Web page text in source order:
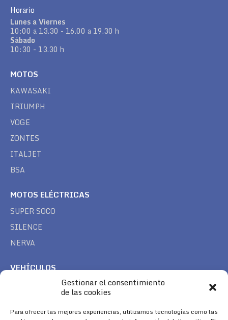
Gestionar el consentimiento
de las cookies
Para ofrecer las mejores experiencias, utilizamos tecnologías como las
Horario
Lunes a Viernes
10:00 a 13.30 - 16.00 a 19.30 h
Sábado
10:30 - 13.30 h
MOTOS
KAWASAKI
TRIUMPH
VOGE
ZONTES
ITALJET
BSA
MOTOS ELÉCTRICAS
SUPER SOCO
SILENCE
NERVA
VEHÍCULOS
TREK